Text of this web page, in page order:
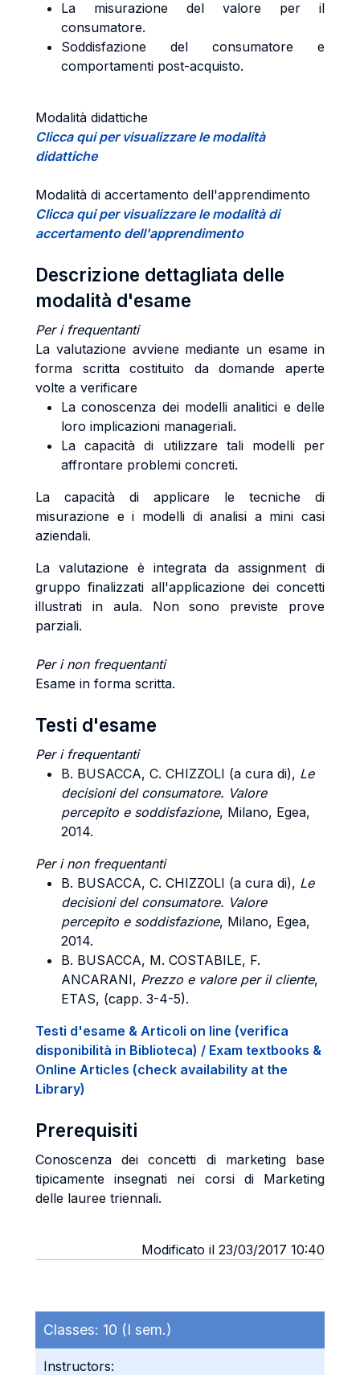
La misurazione del valore per il
consumatore.
Soddisfazione del consumatore e
comportamenti post-acquisto.
Modalità didattiche
Clicca qui per visualizzare le modalità
didattiche
Modalità di accertamento dell'apprendimento
Clicca qui per visualizzare le modalità di
accertamento dell'apprendimento
Descrizione dettagliata delle
modalità d'esame
Per i frequentanti
La valutazione avviene mediante un esame in
forma scritta costituito da domande aperte
volte a verificare
La conoscenza dei modelli analitici e delle
loro implicazioni manageriali.
La capacità di utilizzare tali modelli per
affrontare problemi concreti.
La capacità di applicare le tecniche di
misurazione e i modelli di analisi a mini casi
aziendali.
La valutazione è integrata da assignment di
gruppo finalizzati all'applicazione dei concetti
illustrati in aula. Non sono previste prove
parziali.
Per i non frequentanti
Esame in forma scritta.
Testi d'esame
Per i frequentanti
B. BUSACCA, C. CHIZZOLI (a cura di), Le
decisioni del consumatore. Valore
percepito e soddisfazione, Milano, Egea,
2014.
Per i non frequentanti
B. BUSACCA, C. CHIZZOLI (a cura di), Le
decisioni del consumatore. Valore
percepito e soddisfazione, Milano, Egea,
2014.
B. BUSACCA, M. COSTABILE, F.
ANCARANI, Prezzo e valore per il cliente,
ETAS, (capp. 3-4-5).
Testi d'esame & Articoli on line (verifica
disponibilità in Biblioteca) / Exam textbooks &
Online Articles (check availability at the
Library)
Prerequisiti
Conoscenza dei concetti di marketing base
tipicamente insegnati nei corsi di Marketing
delle lauree triennali.
Modificato il 23/03/2017 10:40
Classes: 10 (I sem.)
Instructors: